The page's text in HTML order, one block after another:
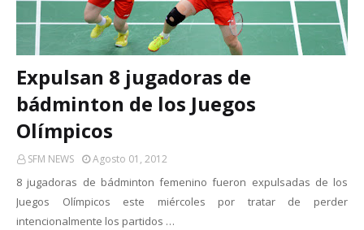
Expulsan 8 jugadoras de
bádminton de los Juegos
Olímpicos
SFM NEWS Agosto 01, 2012
8 jugadoras de bádminton femenino fueron expulsadas ​​de los
Juegos Olímpicos este miércoles por tratar de perder
intencionalmente los partidos …